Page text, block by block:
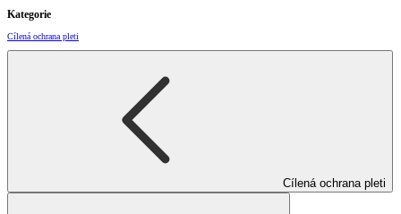
Kategorie
Cílená ochrana pleti
Cílená ochrana pleti